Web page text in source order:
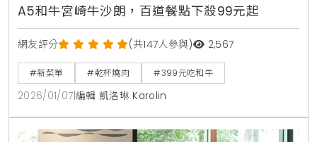
A5和牛宮崎牛沙朗，百道餐點下殺99元起
網友評分 (共147人參與) 2,567
#新菜單 #乾杯燒肉 #399元吃和牛
2026/01/07 編輯 凱洛琳 Karolin